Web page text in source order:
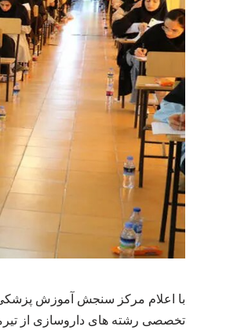
تخصصی رشته های داروسازی از تیرماه به آبان